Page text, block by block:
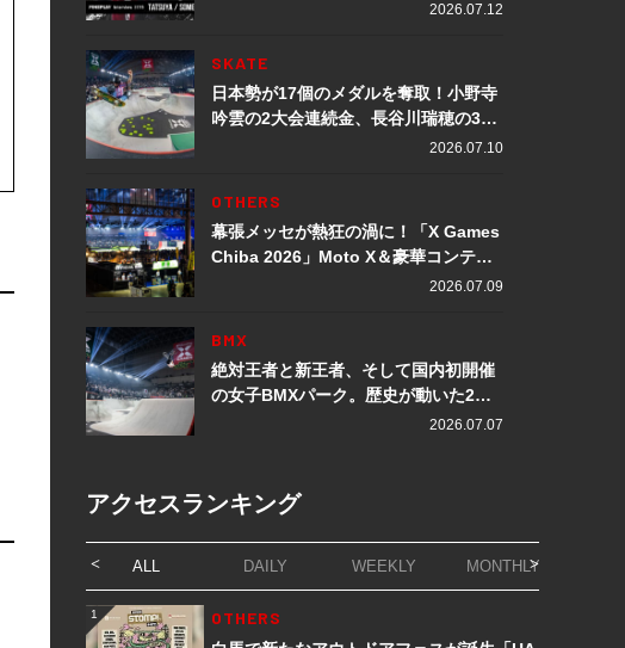
2026.07.12
SKATE
日本勢が17個のメダルを奪取！小野寺
吟雲の2大会連続金、長谷川瑞穂の3メ
ダル獲得など数々の快挙をプレイバッ
2026.07.10
OTHERS
幕張メッセが熱狂の渦に！「X Games
Chiba 2026」Moto X＆豪華コンテン
2026.07.09
BMX
絶対王者と新王者、そして国内初開催
の女子BMXパーク。歴史が動いた2日
2026.07.07
アクセスランキング
ALL DAILY WEEKLY MONTHLY
1 OTHERS